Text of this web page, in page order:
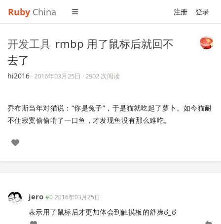
Ruby China 注册 登录
开发工具 rmbp 用了鼠标后就回不
去了
hi2016 ·2016年03月25日 · 2902 次阅读
乔布斯当年对猫说：“你是兔子”，于是猫就吃起了萝卜。如今猫耐
不住寂寞偷偷啃了一口鱼，才发现鱼没有那么难吃。
jero #0 2016年03月25日
表示用了鼠标后才更加体会到触摸板的舒爽ಠ_ಠ